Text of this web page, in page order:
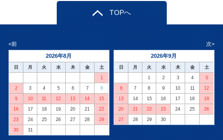
TOPへ
<前
次>
2026年8月
日 月 火 水 木 金 土
1
2 3 4 5 6 7 8
9 10 11 12 13 14 15
16 17 18 19 20 21 22
23 24 25 26 27 28 29
30 31
2026年9月
日 月 火 水 木 金 土
1 2 3 4 5
6 7 8 9 10 11 12
13 14 15 16 17 18 19
20 21 22 23 24 25 26
27 28 29 30